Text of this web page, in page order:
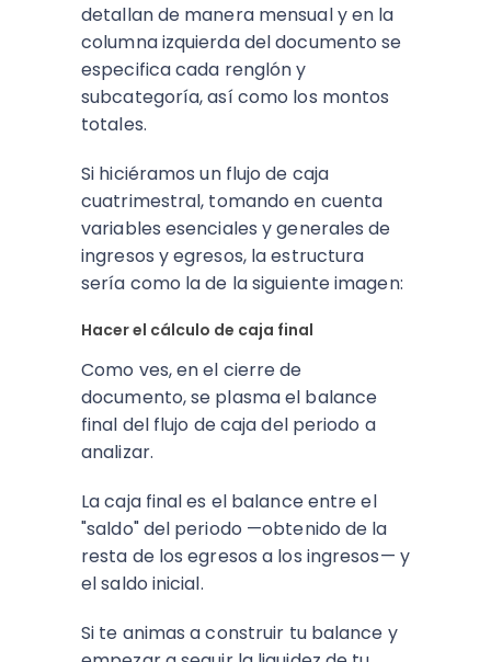
detallan de manera mensual y en la
columna izquierda del documento se
especifica cada renglón y
subcategoría, así como los montos
totales.
Si hiciéramos un flujo de caja
cuatrimestral, tomando en cuenta
variables esenciales y generales de
ingresos y egresos, la estructura
sería como la de la siguiente imagen:
Hacer el cálculo de caja final
Como ves, en el cierre de
documento, se plasma el balance
final del flujo de caja del periodo a
analizar.
La caja final es el balance entre el
"saldo" del periodo —obtenido de la
resta de los egresos a los ingresos— y
el saldo inicial.
Si te animas a construir tu balance y